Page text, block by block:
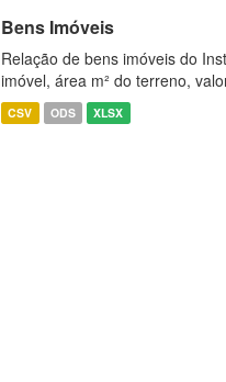
Bens Imóveis
Relação de bens imóveis do
imóvel, área m² do terreno,
CSV ODS XLSX